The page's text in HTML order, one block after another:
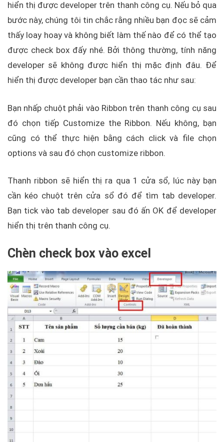
hiển thị được developer trên thanh công cụ. Nếu bỏ qua
bước này, chúng tôi tin chắc rằng nhiều bạn đọc sẽ cảm
thấy loay hoay và không biết làm thế nào để có thể tạo
được check box đấy nhé. Bởi thông thường, tính năng
developer sẽ không được hiển thị mặc định đâu. Để
hiển thị được developer bạn cần thao tác như sau:
Bạn nhấp chuột phải vào Ribbon trên thanh công cụ sau
đó chọn tiếp Customize the Ribbon. Nếu không, bạn
cũng có thể thực hiện bằng cách click và file chọn
options và sau đó chọn customize ribbon.
Thanh ribbon sẽ hiển thị ra qua 1 cửa sổ, lúc này bạn
cần kéo chuột trên cửa sổ đó để tìm tab developer.
Bạn tick vào tab developer sau đó ấn OK để developer
hiển thị trên thanh công cụ.
Chèn check box vào excel